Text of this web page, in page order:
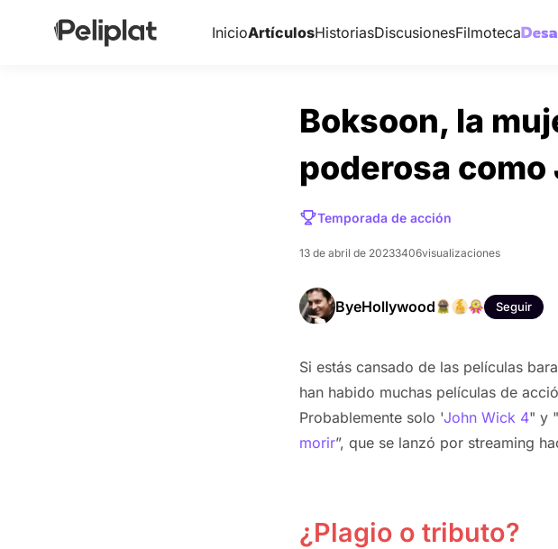
InicioArtículosHistoriasDiscusionesFilmoteca
Boksoon, la
poderosa
Temporada de acción
13 de abril de 20233406visualizaciones
ByeHollywood Seguir
Si estás cansado de las películas
han habido muchas películas de
Probablemente solo "John Wick 4" y "
morir”, que se lanzó por streaming
¿Plagio o tributo?